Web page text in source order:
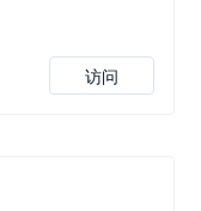
访问